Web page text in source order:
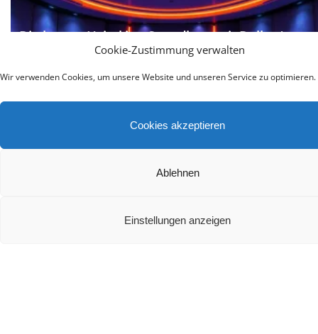
Cookie-Zustimmung verwalten
Wir verwenden Cookies, um unsere Website und unseren Service zu optimieren.
Cookies akzeptieren
Ablehnen
Einstellungen anzeigen
Die besten Heimkino Soundbars mit Dolby Atmos
Teufel Rockster Air 2 Test